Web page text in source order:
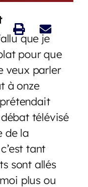
que je
pour que
veux parler
à onze
télévisé
de la
tant
sont allés
plus ou